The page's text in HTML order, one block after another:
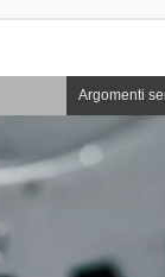
Argomenti